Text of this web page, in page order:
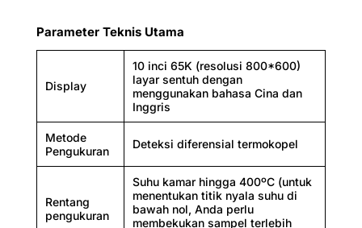
Parameter Teknis Utama
Display
10 inci 65K (resolusi 800*600)
layar sentuh dengan
menggunakan bahasa Cina dan
Inggris
Metode
Pengukuran
Deteksi diferensial termokopel
Rentang
pengukuran
Suhu kamar hingga 400ºC (untuk
menentukan titik nyala suhu di
bawah nol, Anda perlu
membekukan sampel terlebih